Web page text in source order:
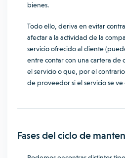
bienes.
Todo ello, deriva en evitar
afectar a la actividad de la
servicio ofrecido al cliente
entre contar con una cartera de
el servicio o que, por el
de proveedor si el servicio se
Fases del ciclo de